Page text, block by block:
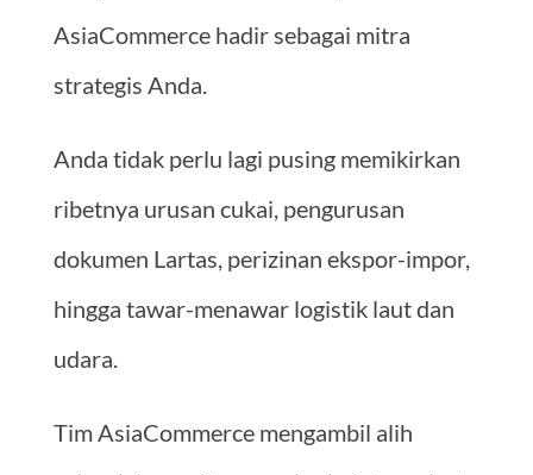
AsiaCommerce hadir sebagai mitra
strategis Anda.
Anda tidak perlu lagi pusing memikirkan
ribetnya urusan cukai, pengurusan
dokumen Lartas, perizinan ekspor-impor,
hingga tawar-menawar logistik laut dan
udara.
Tim AsiaCommerce mengambil alih